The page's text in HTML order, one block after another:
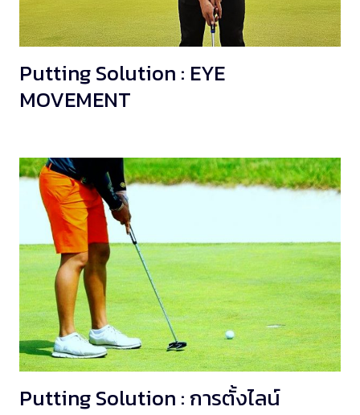
Putting Solution : EYE
MOVEMENT
Putting Solution : การตั้งไลน์